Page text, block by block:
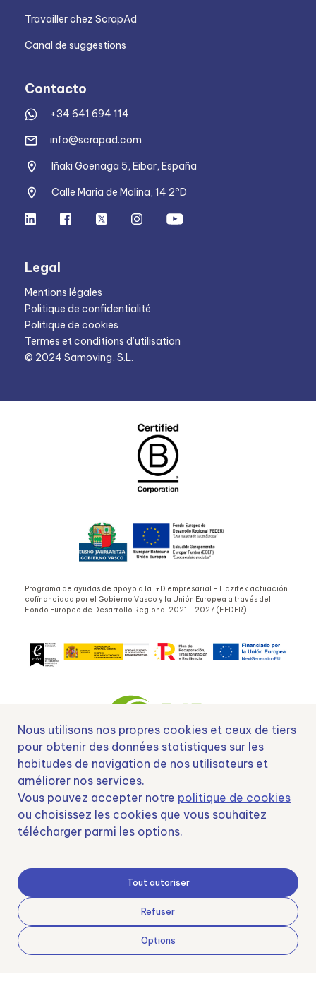
Travailler chez ScrapAd
Canal de suggestions
Contacto
+34 641 694 114
info@scrapad.com
Iñaki Goenaga 5, Eibar, España
Calle Maria de Molina, 14 2ºD
Legal
Mentions légales
Politique de confidentialité
Politique de cookies
Termes et conditions d’utilisation
© 2024 Samoving, S.L.
Programa de ayudas de apoyo a la I+D empresarial – Hazitek actuación
cofinanciada por el Gobierno Vasco y la Unión Europea a través del
Fondo Europeo de Desarrollo Regional 2021 – 2027 (FEDER)
Nº EXP 00152378 / SNEO-20222129 Financiado por la Unión Europea –
Samoving, S.L. En el marco del Programa ICEX Next, ha contado con el apoyo
de ICEX y con la cofinanciación del fondo europeo FEDER. LA finalidad de este
apoyo es contribuir al desarrollo internacional de la empresa y de su entorno.
Fondo Europeo de Desarrollo Regional
Nous utilisons nos propres cookies et ceux de tiers
pour obtenir des données statistiques sur les
habitudes de navigation de nos utilisateurs et
améliorer nos services.
Vous pouvez accepter notre politique de cookies
ou choisissez les cookies que vous souhaitez
télécharger parmi les options.
Tout autoriser
Refuser
Options